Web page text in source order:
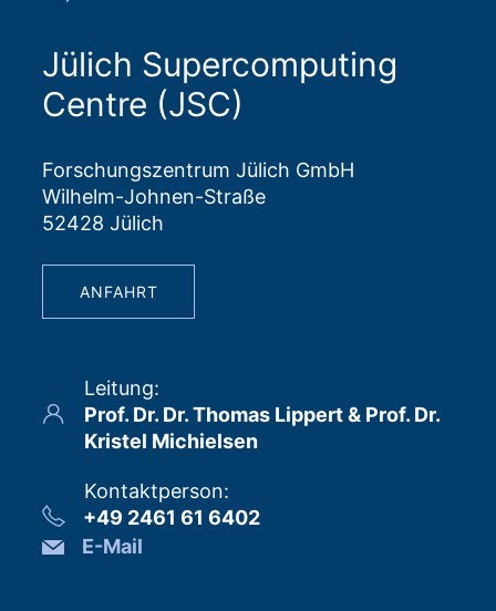
Jülich Supercomputing
Centre (JSC)
Forschungszentrum Jülich GmbH
Wilhelm-Johnen-Straße
52428 Jülich
ANFAHRT
Leitung:
Prof. Dr. Dr. Thomas Lippert & Prof. Dr.
Kristel Michielsen
Kontaktperson:
+49 2461 61 6402
E-Mail